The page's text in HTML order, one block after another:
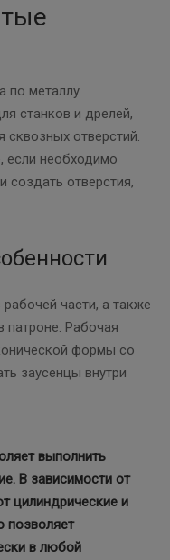
по металлу
станков и дрелей,
сквозных отверстий.
если необходимо
создать отверстия,
части, а также
патроне. Рабочая
формы со
заусенцы внутри
выполнить
В зависимости от
цилиндрические и
позволяет
в любой